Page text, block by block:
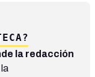
la redacción
la